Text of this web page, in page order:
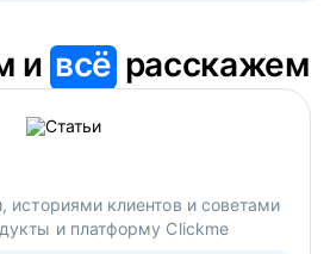
ивсё расскажем
историями клиентов и советами
и платформу Clickme